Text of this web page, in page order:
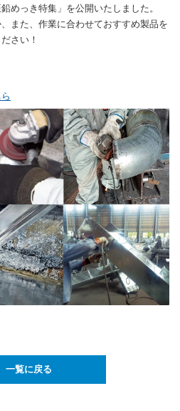
めっき特集」を公開いたしました。
また、作業に合わせておすすめ製品を
さい！
一覧に戻る